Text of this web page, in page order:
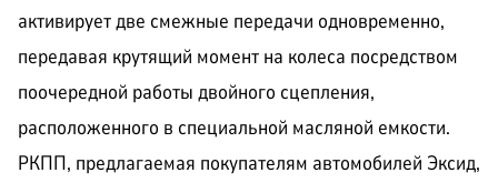
активирует две смежные передачи одновременно,
передавая крутящий момент на колеса посредством
поочередной работы двойного сцепления,
расположенного в специальной масляной емкости.
РКПП, предлагаемая покупателям автомобилей Эксид,